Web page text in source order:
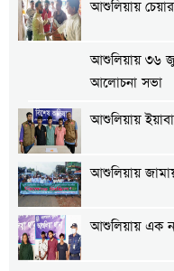
আশুলিয়ায়
আশুলিয়ায় ৩৬
আলোচনা সভা
আশুলিয়ায়
আশুলিয়ায়
আশুলিয়ায় এক